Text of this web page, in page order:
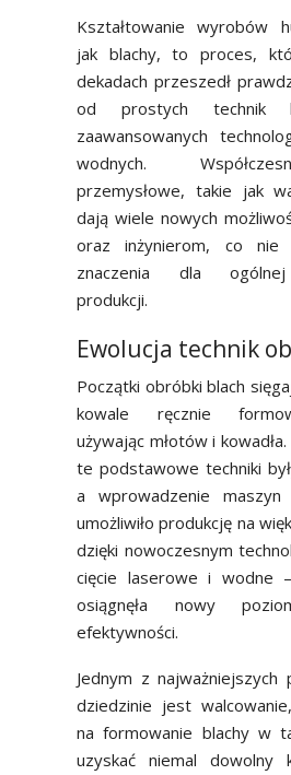
Kształtowanie wyrobów
jak blachy, to proces,
dekadach przeszedł
od prostych technik
zaawansowanych
wodnych.
przemysłowe, takie jak
dają wiele nowych
oraz inżynierom, co nie
znaczenia dla ogólnej
produkcji.
Ewolucja technik
Początki obróbki blach
kowale ręcznie
używając młotów i
te podstawowe techniki
a wprowadzenie maszyn
umożliwiło produkcję na
dzięki nowoczesnym
cięcie laserowe i wodne
osiągnęła nowy
efektywności.
Jednym z
dziedzinie jest
na formowanie blachy w
uzyskać niemal dowolny